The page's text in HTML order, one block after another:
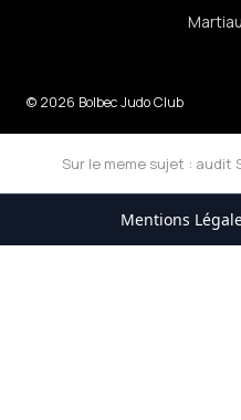
© 2026 Bolbec Judo Club
Sur le meme sujet : audit
Mentions